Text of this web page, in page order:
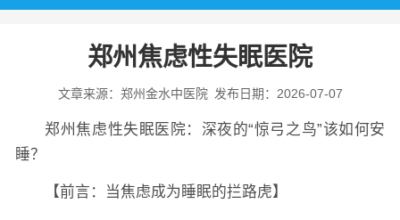
郑州焦虑性失眠医院
文章来源：郑州金水中医院 发布日期：2026-07-07
郑州焦虑性失眠医院：深夜的“惊弓之鸟”该如何安
睡？
【前言：当焦虑成为睡眠的拦路虎】